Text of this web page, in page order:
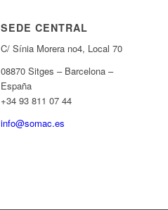
SEDE CENTRAL
C/ Sínia Morera no4, Local 70
08870 Sitges – Barcelona –
España
+34 93 811 07 44
info@somac.es